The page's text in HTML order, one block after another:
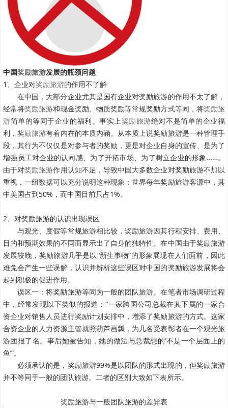
中国奖励旅游发展的瓶颈问题
1、企业对奖励旅游的作用不了解
在中国，大部分企业尤其是国有企业对奖励旅游的作用不太了解，
经常将奖励旅游和现金奖励、物质奖励等常规奖励方式等同，将奖励旅
游简单的等同于企业的福利。事实上奖励旅游绝对不是简单的企业福
利，奖励旅游有着内在的本质内涵。从本质上说奖励旅游是一种管理手
段，其行为不仅仅是对参与者的奖励，更是对企业自身的宣传、是为了
增强员工对企业的认同感、为了开拓市场、为了树立企业的形象……。
由于对奖励旅游作用认知不足，导致中国大多数企业对奖励旅游不加以
重视，一组数据可以充分说明这种现象：世界每年奖励旅游客源中，其
中美国占到50%，而中国目前只占1%。
2、对奖励旅游的认识出现误区
与观光、度假等常规旅游相比较，奖励旅游因其行程安排、费用、
目的和预期效果的不同而显示出了自身的独特性。在中国由于奖励旅游
发展较晚，奖励旅游几乎是以“新生事物”的形象展现在人们面前，因此
难免会产生一些误解，认识并辨析这些误区对中国的奖励旅游发展将会
起到积极的促进作用。
误区一：将奖励旅游等同为一般的团队旅游。在笔者市场调研过程
中，经常发现以下类似的报道：“一家跨国公司总裁在其下属的一家合
资企业对销售人员进行奖励计划安排中，增添了奖励旅游的方式。这家
合资企业的人力资源主管就照葫芦画瓢，为几名受表彰者在一个观光旅
游团报了名。事后她被告知，她的做法与总裁想的‘不是一个层面上的
鱼’”。
必须承认的是，奖励旅游99%是以团队的形式出现的，但奖励旅游
并不等同于一般的团队旅游。二者的区别大致如下表所示。
奖励旅游与一般团队旅游的差异表